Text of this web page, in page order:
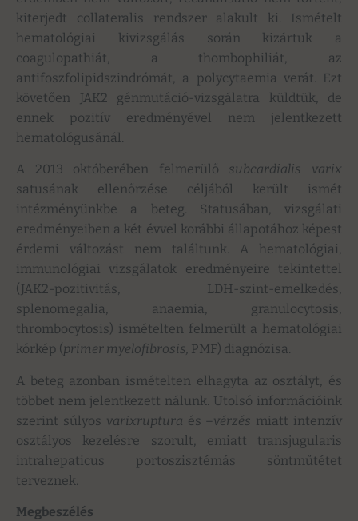
kiterjedt collateralis rendszer alakult ki. Ismételt
hematológiai kivizsgálás során kizártuk a
coagulopathiát, a thombophiliát, az
antifoszfolipidszindrómát, a polycytaemia verát. Ezt
követően JAK2 génmutáció-vizsgálatra küldtük, de
ennek pozitív eredményével nem jelentkezett
hematológusánál.
A 2013 októberében felmerülő subcardialis varix
satusának ellenőrzése céljából került ismét
intézményünkbe a beteg. Statusában, vizsgálati
eredményeiben a két évvel korábbi állapotához képest
érdemi változást nem találtunk. A hematológiai,
immunológiai vizsgálatok eredményeire tekintettel
(JAK2-pozitivitás, LDH-szint-emelkedés,
splenomegalia, anaemia, granulocytosis,
thrombocytosis) ismételten felmerült a hematológiai
kórkép (primer myelofibrosis, PMF) diagnózisa.
A beteg azonban ismételten elhagyta az osztályt, és
többet nem jelentkezett nálunk. Utolsó információink
szerint súlyos varixruptura és –vérzés miatt intenzív
osztályos kezelésre szorult, emiatt transjugularis
intrahepaticus portoszisztémás söntműtétet
terveznek.
Megbeszélés